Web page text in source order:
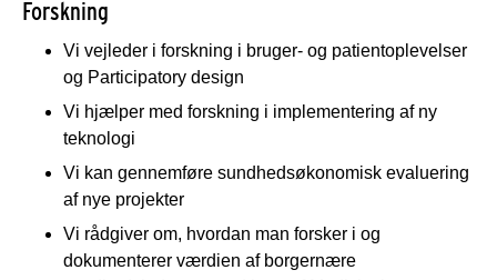
Forskning
Vi vejleder i forskning i bruger- og patientoplevelser
og Participatory design
Vi hjælper med forskning i implementering af ny
teknologi
Vi kan gennemføre sundhedsøkonomisk evaluering
af nye projekter
Vi rådgiver om, hvordan man forsker i og
dokumenterer værdien af borgernære